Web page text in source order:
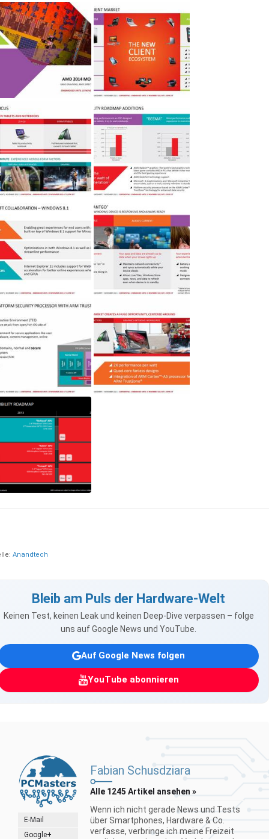
Anandtech
Bleib am Puls der Hardware-Welt
Keinen Test, keinen Leak und keinen Deep-Dive verpassen – folge
uns auf Google News und YouTube.
Auf Google News folgen
YouTube abonnieren
E-Mail
Google+
Fabian Schusdziara
Alle 1245 Artikel ansehen »
Wenn ich nicht gerade News und Tests
über Smartphones, Hardware & Co.
verfasse, verbringe ich meine Freizeit